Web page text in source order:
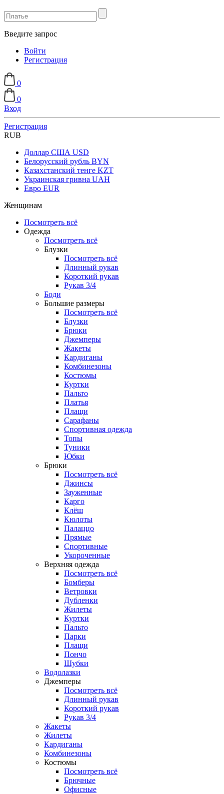
Введите запрос
Войти
Регистрация
0
0
Вход
Регистрация
RUB
Доллар США USD
Белорусский рубль BYN
Казахстанский тенге KZT
Украинская гривна UAH
Евро EUR
Женщинам
Посмотреть всё
Одежда
Посмотреть всё
Блузки
Посмотреть всё
Длинный рукав
Короткий рукав
Рукав 3/4
Боди
Большие размеры
Посмотреть всё
Блузки
Брюки
Джемперы
Жакеты
Кардиганы
Комбинезоны
Костюмы
Куртки
Пальто
Платья
Плащи
Сарафаны
Спортивная одежда
Топы
Туники
Юбки
Брюки
Посмотреть всё
Джинсы
Зауженные
Карго
Клёш
Кюлоты
Палаццо
Прямые
Спортивные
Укороченные
Верхняя одежда
Посмотреть всё
Бомберы
Ветровки
Дубленки
Жилеты
Куртки
Пальто
Парки
Плащи
Пончо
Шубки
Водолазки
Джемперы
Посмотреть всё
Длинный рукав
Короткий рукав
Рукав 3/4
Жакеты
Жилеты
Кардиганы
Комбинезоны
Костюмы
Посмотреть всё
Брючные
Офисные